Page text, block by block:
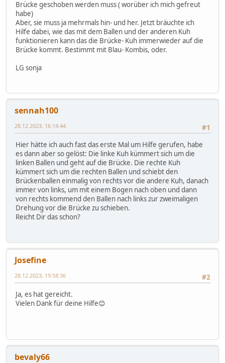
Brücke geschoben werden muss ( worüber ich mich gefreut
habe)
Aber, sie muss ja mehrmals hin- und her. Jetzt bräuchte ich
Hilfe dabei, wie das mit dem Ballen und der anderen Kuh
funktionieren kann das die Brücke- Kuh immerwieder auf die
Brücke kommt. Bestimmt mit Blau- Kombis, oder.
LG sonja
sennah100
#1
28.12.2023, 16:14:44
Hier hätte ich auch fast das erste Mal um Hilfe gerufen, habe
es dann aber so gelöst: Die linke Kuh kümmert sich um die
linken Ballen und geht auf die Brücke. Die rechte Kuh
kümmert sich um die rechten Ballen und schiebt den
Brückenballen einmalig von rechts vor die andere Kuh, danach
immer von links, um mit einem Bogen nach oben und dann
von rechts kommend den Ballen nach links zur zweimaligen
Drehung vor die Brücke zu schieben.
Reicht Dir das schon?
Josefine
#2
28.12.2023, 19:58:36
Ja, es hat gereicht.
Vielen Dank für deine Hilfe😊
bevaly66